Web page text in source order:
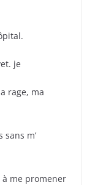
je
rage, ma
m’
à me promener